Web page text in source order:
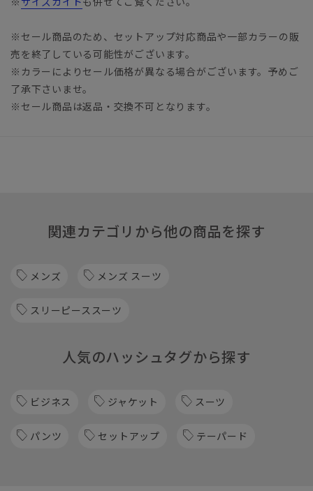
※セール商品のため、セットアップ対応商品や一部カラーの販
売を終了している可能性がございます。
※カラーによりセール価格が異なる場合がございます。予めご
了承下さいませ。
※セール商品は返品・交換不可となります。
関連カテゴリから他の商品を探す
メンズ メンズ スーツ
スリーピーススーツ
人気のハッシュタグから探す
ビジネス ジャケット スーツ
パンツ セットアップ テーパード